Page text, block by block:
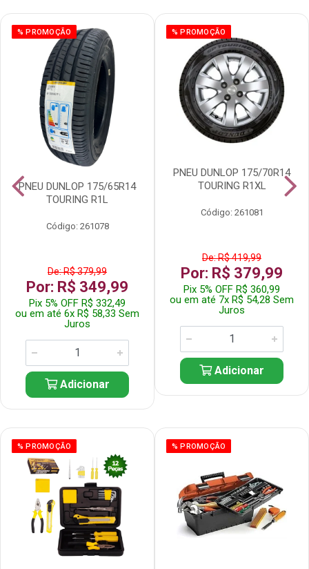
% PROMOÇÃO
PNEU DUNLOP 175/65R14
TOURING R1L
Código: 261078
De: R$ 379,99
Por: R$ 349,99
Pix 5% OFF R$ 332,49
ou em até 6x R$ 58,33 Sem
Juros
Adicionar
% PROMOÇÃO
PNEU DUNLOP 175/70R14
TOURING R1XL
Código: 261081
De: R$ 419,99
Por: R$ 379,99
Pix 5% OFF R$ 360,99
ou em até 7x R$ 54,28 Sem
Juros
Adicionar
% PROMOÇÃO % PROMOÇÃO